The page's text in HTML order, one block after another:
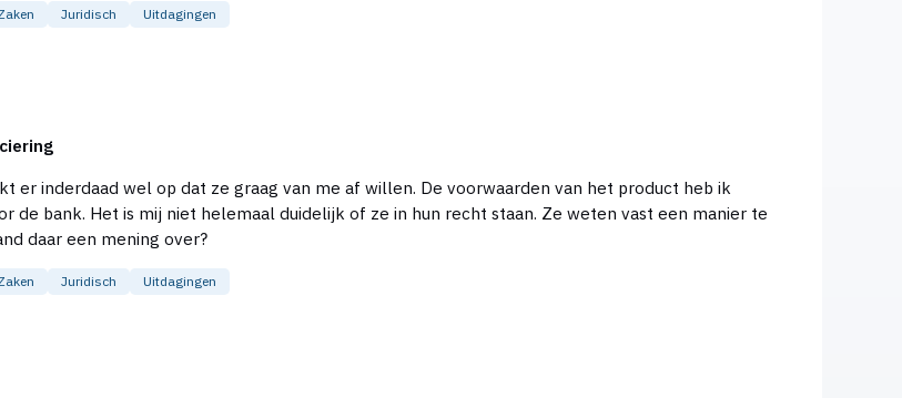
Juridisch Uitdagingen
er inderdaad wel op dat ze graag van me af willen. De voorwaarden van het product heb ik
de bank. Het is mij niet helemaal duidelijk of ze in hun recht staan. Ze weten vast een manier te
daar een mening over?
Juridisch Uitdagingen